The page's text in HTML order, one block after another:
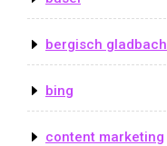
bergisch gladbach
bing
content marketing